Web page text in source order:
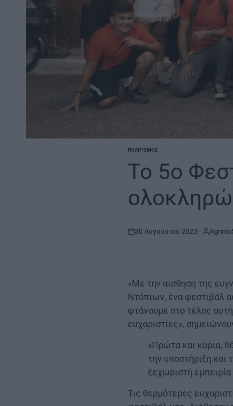
POSTED
ΠΟΛΙΤΙΣΜΌΣ
Το 5ο
on
30 Αυγούστου 2023
«Με την αίσθηση της
Ντόπιων, ένα φεστιβάλ
φτάνουμε στο τέλος
ευχαριστίες»,
«Πρώτα και κύρια,
την υποστήριξη και
ξεχωριστή
Τις θερμότερες